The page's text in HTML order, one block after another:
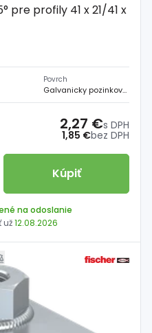
pre profily 41 x 21/41 x
Povrch
Galvanicky pozinkovaný
1,85 €bez DPH
2,27 €s DPH
Kúpiť
na odoslanie
už12.08.2026